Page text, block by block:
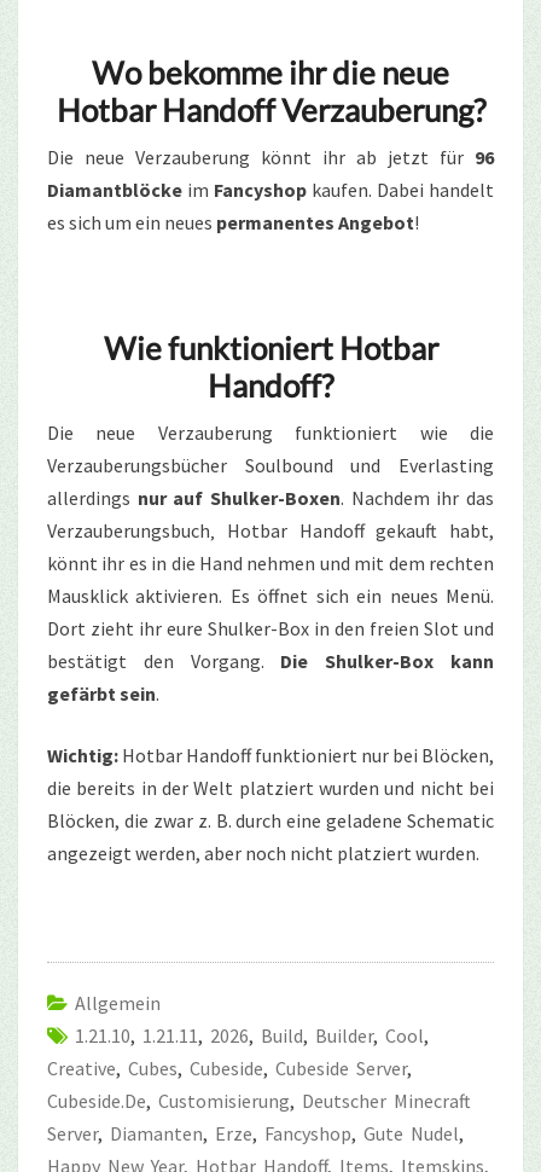
Wo bekomme ihr die neue
Hotbar Handoff Verzauberung?
Die neue Verzauberung könnt ihr ab jetzt für 96
Diamantblöcke im Fancyshop kaufen. Dabei handelt
es sich um ein neues permanentes Angebot!
Wie funktioniert Hotbar
Handoff?
Die neue Verzauberung funktioniert wie die
Verzauberungsbücher Soulbound und Everlasting
allerdings nur auf Shulker-Boxen. Nachdem ihr das
Verzauberungsbuch‚ Hotbar Handoff gekauft habt,
könnt ihr es in die Hand nehmen und mit dem rechten
Mausklick aktivieren. Es öffnet sich ein neues Menü.
Dort zieht ihr eure Shulker-Box in den freien Slot und
bestätigt den Vorgang. Die Shulker-Box kann
gefärbt sein.
Wichtig: Hotbar Handoff funktioniert nur bei Blöcken,
die bereits in der Welt platziert wurden und nicht bei
Blöcken, die zwar z. B. durch eine geladene Schematic
angezeigt werden, aber noch nicht platziert wurden.
Allgemein
1.21.10, 1.21.11, 2026, Build, Builder, Cool,
Creative, Cubes, Cubeside, Cubeside Server,
Cubeside.de, Customisierung, Deutscher Minecraft
Server, Diamanten, Erze, Fancyshop, Gute Nudel,
Happy New Year, Hotbar Handoff, Items, Itemskins,